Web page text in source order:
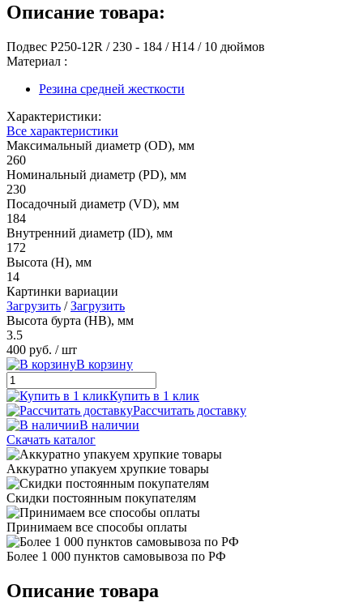
Описание товара:
Подвес P250-12R / 230 - 184 / H14 / 10 дюймов
Материал :
Резина средней жесткости
Характеристики:
Все характеристики
Максимальный диаметр (OD), мм
260
Номинальный диаметр (PD), мм
230
Посадочный диаметр (VD), мм
184
Внутренний диаметр (ID), мм
172
Высота (H), мм
14
Картинки вариации
Загрузить /Загрузить
Высота бурта (HB), мм
3.5
400 руб. / шт
В корзину
Купить в 1 клик
Рассчитать доставку
В наличии
Скачать каталог
Аккуратно упакуем хрупкие товары
Скидки постоянным покупателям
Принимаем все способы оплаты
Более 1 000 пунктов самовывоза по РФ
Описание товара